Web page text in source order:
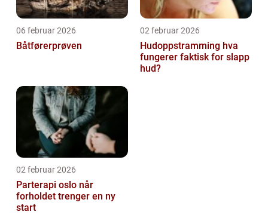
06 februar 2026
Båtførerprøven
02 februar 2026
Hudoppstramming hva
fungerer faktisk for slapp
hud?
02 februar 2026
Parterapi oslo når
forholdet trenger en ny
start